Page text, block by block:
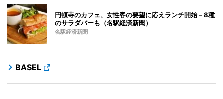
円頓寺のカフェ、女性客の要望に応えランチ開始－8種
のサラダバーも（名駅経済新聞）
名駅経済新聞
BASEL